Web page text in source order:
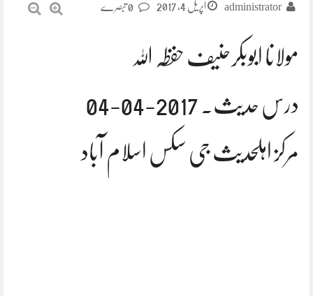
administrator اپریل 4, 2017
مولانا ابوبکرحنیف حفظہ اللہ
درس حدیث. 2017-04-04
مرکز اہلحدیث جی سکس اسلام آباد